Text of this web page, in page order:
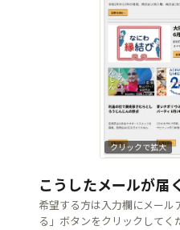
クリックで拡大
こうしたメールが届
希望する方は入力欄にメー
る」ボタンをクリックしてく